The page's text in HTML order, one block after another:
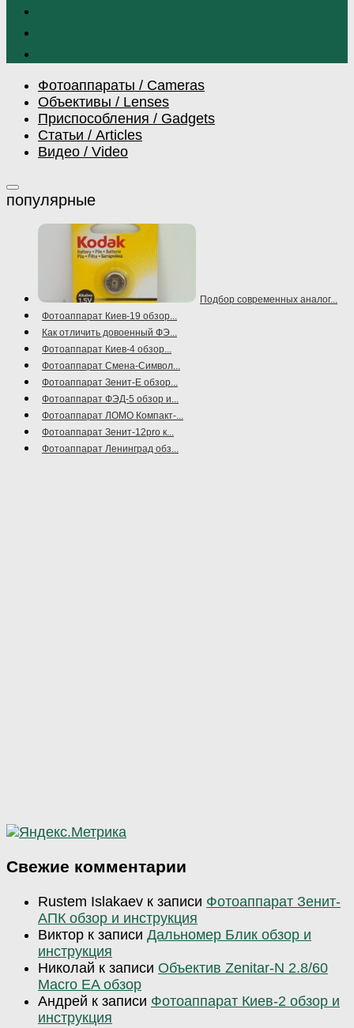
Фотоаппараты / Cameras
Объективы / Lenses
Приспособления / Gadgets
Статьи / Articles
Видео / Video
Подбор современных аналог...
Фотоаппарат Киев-19 обзор...
Как отличить довоенный ФЭ...
Фотоаппарат Киев-4 обзор...
Фотоаппарат Смена-Символ...
Фотоаппарат Зенит-Е обзор...
Фотоаппарат ФЭД-5 обзор и...
Фотоаппарат ЛОМО Компакт-...
Фотоаппарат Зенит-12pro к...
Фотоаппарат Ленинград обз...
Свежие комментарии
Rustem Islakaev к записи Фотоаппарат Зенит-
АПК обзор и инструкция
Виктор к записи Дальномер Блик обзор и
инструкция
Николай к записи Объектив Zenitar-N 2.8/60
Macro EA обзор
Андрей к записи Фотоаппарат Киев-2 обзор и
инструкция